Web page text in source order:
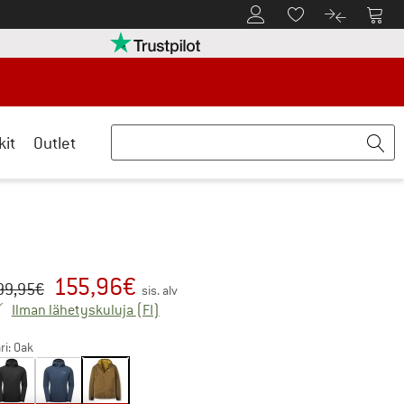
Tästä asiakastililleTästä toivelistalle.
Tästä
palautusoikeuteen täältä Avautuu tietokentässäMeillä on Trustpilot -sertifiointi - lue
Outlet
hinta :
€ 155,96€ sis. alv
Ilman lähetyskuluja (FI)
Oak